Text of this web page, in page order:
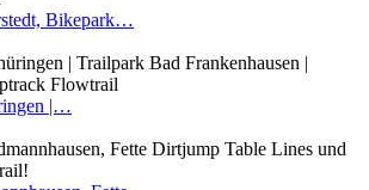
Bikepark…
|…